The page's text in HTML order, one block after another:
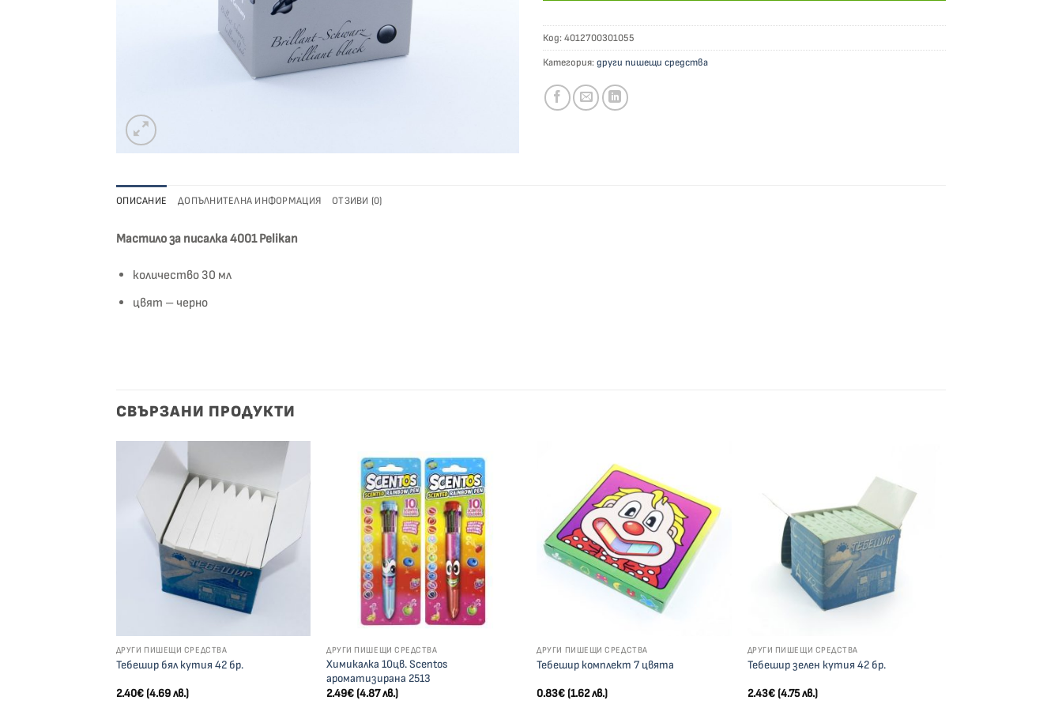
Код:4012700301055
Категория:други пишещи средства
ОПИСАНИЕ ДОПЪЛНИТЕЛНА ИНФОРМАЦИЯ ОТЗИВИ (0)
Мастило за писалка 4001 Pelikan
количество 30 мл
цвят – черно
СВЪРЗАНИ ПРОДУКТИ
към
списък с
желания
ДРУГИ ПИШЕЩИ СРЕДСТВА
Тебешир бял кутия 42 бр.
2.40€(4.69 лв.)
Добави
към
списък с
желания
ДРУГИ ПИШЕЩИ СРЕДСТВА
Химикалка 10цв. Scentos
ароматизирана 2513
2.49€ (4.87 лв.)
към
списък с
желания
ДРУГИ ПИШЕЩИ СРЕДСТВА
Тебешир комплект 7 цвята
0.83€ (1.62 лв.)
Добави
към
списък с
желания
ДРУГИ ПИШЕЩИ СРЕДСТВА
Тебешир зелен кутия 42 бр.
2.43€(4.75 лв.)